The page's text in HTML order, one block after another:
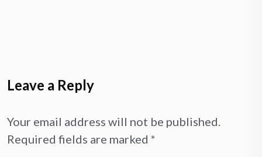
Leave a Reply
Your email address will not be published.
Required fields are marked *